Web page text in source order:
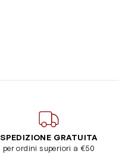
SPEDIZIONE GRATUITA
per ordini superiori a €50